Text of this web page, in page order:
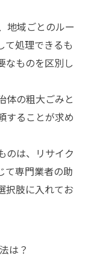
地域ごとのルー
て処理できるも
なものを区別し
体の粗大ごみと
することが求め
のは、リサイク
て専門業者の助
択肢に入れてお
は？